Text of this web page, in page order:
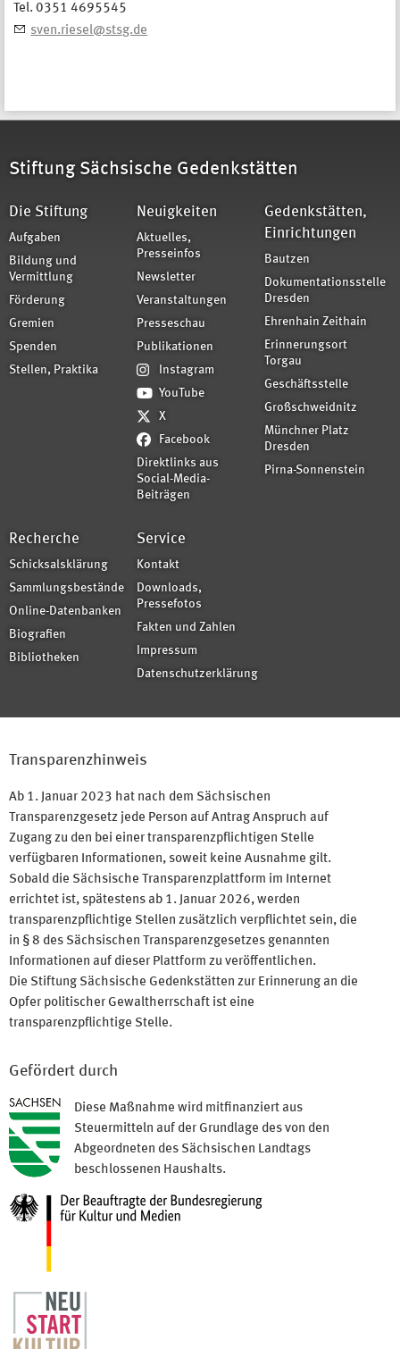
Tel. 0351 4695545
sven.riesel@stsg.de
Stiftung Sächsische Gedenkstätten
Die Stiftung
Aufgaben
Bildung und
Vermittlung
Förderung
Gremien
Spenden
Stellen, Praktika
Neuigkeiten
Aktuelles,
Presseinfos
Newsletter
Veranstaltungen
Presseschau
Publikationen
Instagram
YouTube
X
Facebook
Direktlinks aus
Social-Media-
Beiträgen
Gedenkstätten,
Einrichtungen
Bautzen
Dokumentationsstelle
Dresden
Ehrenhain Zeithain
Erinnerungsort
Torgau
Geschäftsstelle
Großschweidnitz
Münchner Platz
Dresden
Pirna-Sonnenstein
Recherche
Schicksalsklärung
Sammlungsbestände
Online-Datenbanken
Biografien
Bibliotheken
Service
Kontakt
Downloads,
Pressefotos
Fakten und Zahlen
Impressum
Datenschutzerklärung
Transparenzhinweis
Ab 1. Januar 2023 hat nach dem Sächsischen
Transparenzgesetz jede Person auf Antrag Anspruch auf
Zugang zu den bei einer transparenzpflichtigen Stelle
verfügbaren Informationen, soweit keine Ausnahme gilt.
Sobald die Sächsische Transparenzplattform im Internet
errichtet ist, spätestens ab 1. Januar 2026, werden
transparenzpflichtige Stellen zusätzlich verpflichtet sein, die
in § 8 des Sächsischen Transparenzgesetzes genannten
Informationen auf dieser Plattform zu veröffentlichen.
Die Stiftung Sächsische Gedenkstätten zur Erinnerung an die
Opfer politischer Gewaltherrschaft ist eine
transparenzpflichtige Stelle.
Gefördert durch
Diese Maßnahme wird mitfinanziert aus
Steuermitteln auf der Grundlage des von den
Abgeordneten des Sächsischen Landtags
beschlossenen Haushalts.